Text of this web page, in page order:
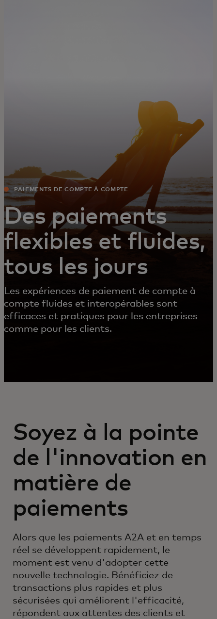
PAIEMENTS DE COMPTE À COMPTE
Des paiements
flexibles et fluides,
tous les jours
Les expériences de paiement de compte à
compte fluides et interopérables sont
efficaces et pratiques pour les entreprises
comme pour les clients.
Soyez à la pointe
de l'innovation en
matière de
paiements
Alors que les paiements A2A et en temps
réel se développent rapidement, le
moment est venu d'adopter cette
nouvelle technologie. Bénéficiez de
transactions plus rapides et plus
sécurisées qui améliorent l'efficacité,
répondent aux attentes des clients et